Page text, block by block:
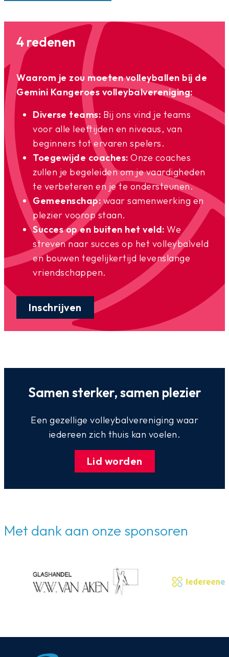
4 redenen
Waarom je zou moeten volleyballen bij de
Gemini Kangeroes volleybalvereniging:
Diverse teams: Bij ons vind je teams
voor alle leeftijden en niveaus, van
beginners tot ervaren spelers.
Toegewijde coaches: Onze coaches
zullen je begeleiden om je vaardigheden
te verbeteren en je te ondersteunen.
Gemeenschap: waar samenwerking en
plezier voorop staan.
Succes op en buiten het veld: We
streven naar succes op het volleybalveld
en bouwen tegelijkertijd levenslange
vriendschappen.
Inschrijven
Samen sterker, samen plezier
Een gezellige volleybalvereniging waar
iedereen zich thuis kan voelen.
Lid worden
Met dank aan onze sponsoren